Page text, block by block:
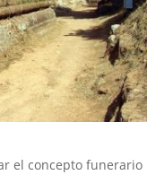
el concepto funerario